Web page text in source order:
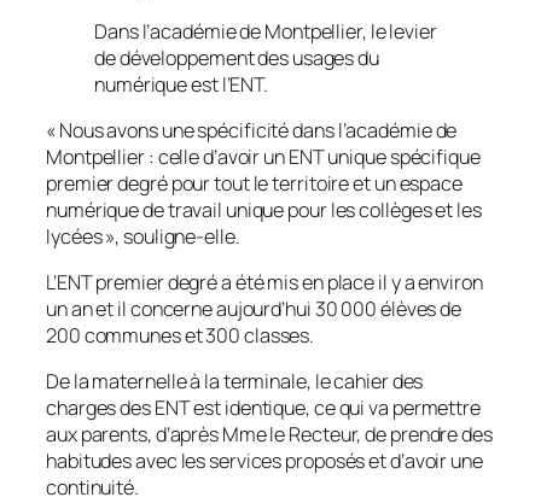
Dans l’académie de Montpellier, le levier
de développement des usages du
numérique est l’ENT.
«Nous avons une spécificité dans l’académie de
Montpellier : celle d’avoir un ENT unique spécifique
premier degré pour tout le territoire et un espace
numérique de travail unique pour les collèges et les
lycées», souligne-elle.
L’ENT premier degré a été mis en place il y a environ
un an et il concerne aujourd’hui 30 000 élèves de
200 communes et 300 classes.
De la maternelle à la terminale, le cahier des
charges des ENT est identique, ce qui va permettre
aux parents, d’après Mme le Recteur, de prendre des
habitudes avec les services proposés et d’avoir une
continuité.